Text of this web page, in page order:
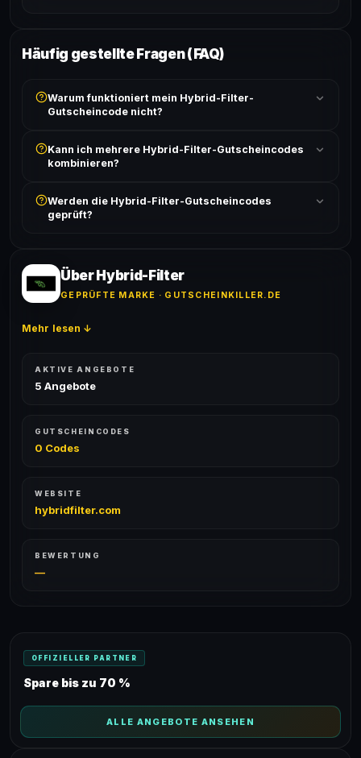
Häufig gestellte Fragen (FAQ)
Warum funktioniert mein Hybrid-Filter-
Gutscheincode nicht?
ist und ob der Code nicht für bereits reduzierte Artikel
gilt. Alle Bedingungen findest du unter „Details".
Kann ich mehrere Hybrid-Filter-Gutscheincodes
kombinieren?
akzeptiert. Die Kombination mehrerer Codes ist meist
ausgeschlossen, sofern die Angebotsbedingungen
Werden die Hybrid-Filter-Gutscheincodes
geprüft?
Erfolgsquote wird bei jedem Angebot angezeigt.
Über Hybrid-Filter
GEPRÜFTE MARKE · GUTSCHEINKILLER.DE
Mehr lesen ↓
AKTIVE ANGEBOTE
5 Angebote
GUTSCHEINCODES
0 Codes
WEBSITE
hybridfilter.com
BEWERTUNG
—
OFFIZIELLER PARTNER
Spare bis zu 70 %
ALLE ANGEBOTE ANSEHEN